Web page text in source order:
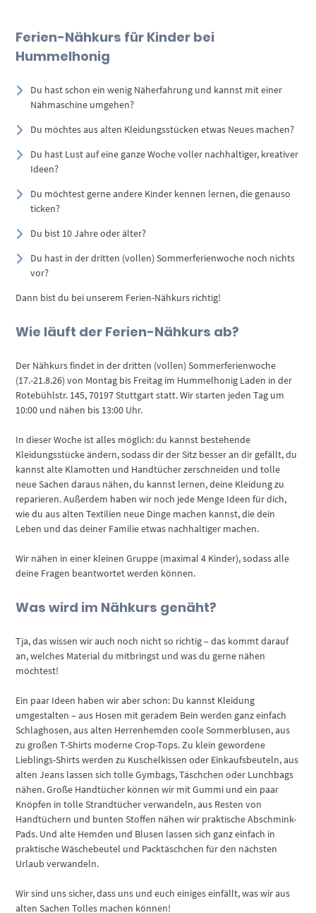
Ferien-Nähkurs für Kinder bei
Hummelhonig
Du hast schon ein wenig Näherfahrung und kannst mit einer
Nähmaschine umgehen?
Du möchtes aus alten Kleidungsstücken etwas Neues machen?
Du hast Lust auf eine ganze Woche voller nachhaltiger, kreativer
Ideen?
Du möchtest gerne andere Kinder kennen lernen, die genauso
ticken?
Du bist 10 Jahre oder älter?
Du hast in der dritten (vollen) Sommerferienwoche noch nichts
vor?
Dann bist du bei unserem Ferien-Nähkurs richtig!
Wie läuft der Ferien-Nähkurs ab?
Der Nähkurs findet in der dritten (vollen) Sommerferienwoche
(17.-21.8.26) von Montag bis Freitag im Hummelhonig Laden in der
Rotebühlstr. 145, 70197 Stuttgart statt. Wir starten jeden Tag um
10:00 und nähen bis 13:00 Uhr.
In dieser Woche ist alles möglich: du kannst bestehende
Kleidungsstücke ändern, sodass dir der Sitz besser an dir gefällt, du
kannst alte Klamotten und Handtücher zerschneiden und tolle
neue Sachen daraus nähen, du kannst lernen, deine Kleidung zu
reparieren. Außerdem haben wir noch jede Menge Ideen für dich,
wie du aus alten Textilien neue Dinge machen kannst, die dein
Leben und das deiner Familie etwas nachhaltiger machen.
Wir nähen in einer kleinen Gruppe (maximal 4 Kinder), sodass alle
deine Fragen beantwortet werden können.
Was wird im Nähkurs genäht?
Tja, das wissen wir auch noch nicht so richtig – das kommt darauf
an, welches Material du mitbringst und was du gerne nähen
möchtest!
Ein paar Ideen haben wir aber schon: Du kannst Kleidung
umgestalten – aus Hosen mit geradem Bein werden ganz einfach
Schlaghosen, aus alten Herrenhemden coole Sommerblusen, aus
zu großen T-Shirts moderne Crop-Tops. Zu klein gewordene
Lieblings-Shirts werden zu Kuschelkissen oder Einkaufsbeuteln, aus
alten Jeans lassen sich tolle Gymbags, Täschchen oder Lunchbags
nähen. Große Handtücher können wir mit Gummi und ein paar
Knöpfen in tolle Strandtücher verwandeln, aus Resten von
Handtüchern und bunten Stoffen nähen wir praktische Abschmink-
Pads. Und alte Hemden und Blusen lassen sich ganz einfach in
praktische Wäschebeutel und Packtäschchen für den nächsten
Urlaub verwandeln.
Wir sind uns sicher, dass uns und euch einiges einfällt, was wir aus
alten Sachen Tolles machen können!